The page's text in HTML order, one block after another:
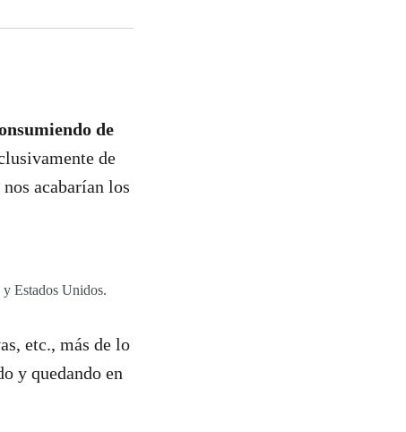
de
de
acabarían los
y Estados Unidos.
etc., más de lo
y quedando en